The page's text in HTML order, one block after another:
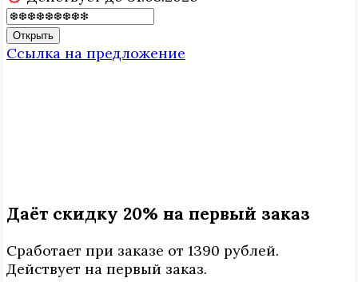
Открыть
Ссылка на предложение
Даёт скидку 20% на первый заказ
Сработает при заказе от 1390 рублей.
Действует на первый заказ.